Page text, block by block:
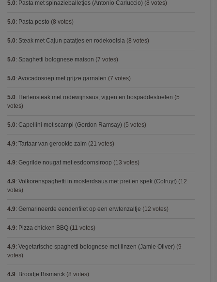
5.0: Pasta met spinazieballetjes (Antonio Carluccio) (8 votes)
5.0: Pasta pesto (8 votes)
5.0: Steak met Cajun patatjes en rodekoolsla (8 votes)
5.0: Spaghetti bolognese maison (7 votes)
5.0: Avocadosoep met grijze garnalen (7 votes)
5.0: Hertensteak met rodewijnsaus, vijgen en bospaddestoelen (5
votes)
5.0: Capellini met scampi (Gordon Ramsay) (5 votes)
4.9: Tartaar van gerookte zalm (21 votes)
4.9: Gegrilde nougat met esdoornsiroop (13 votes)
4.9: Volkorenspaghetti in mosterdsaus met prei en spek (Colruyt) (12
votes)
4.9: Gemarineerde eendenfilet op een erwtenzalfje (12 votes)
4.9: Pizza chicken BBQ (11 votes)
4.9: Vegetarische spaghetti bolognese met linzen (Jamie Oliver) (9
votes)
4.9: Broodje Bismarck (8 votes)